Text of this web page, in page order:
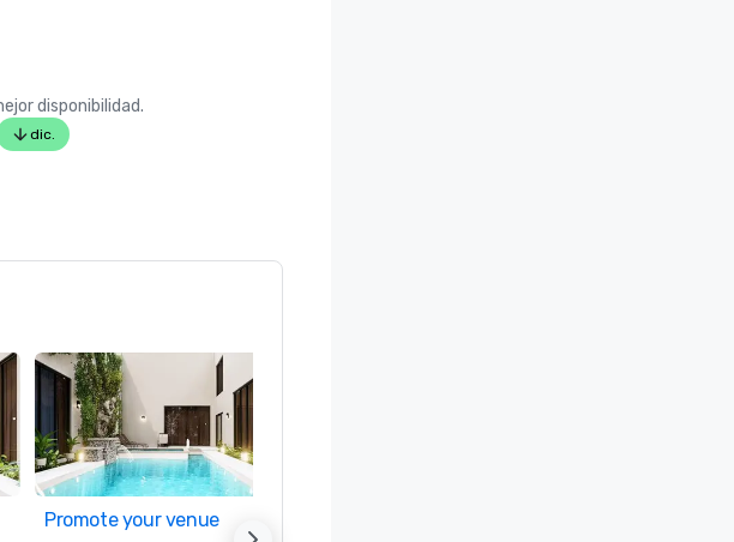
disponibilidad.
dic.
Promote your venue